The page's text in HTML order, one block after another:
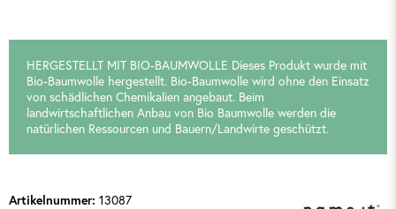
HERGESTELLT MIT BIO-BAUMWOLLE Dieses Produkt wurde mit
Bio-Baumwolle hergestellt. Bio-Baumwolle wird ohne den Einsatz
von schädlichen Chemikalien angebaut. Beim
landwirtschaftlichen Anbau von Bio Baumwolle werden die
natürlichen Ressourcen und Bauern/Landwirte geschützt.
Artikelnummer: 13087